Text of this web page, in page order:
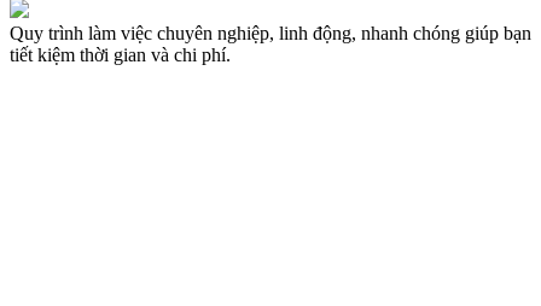
Quy trình làm việc chuyên nghiệp, linh động, nhanh chóng giúp bạn
tiết kiệm thời gian và chi phí.